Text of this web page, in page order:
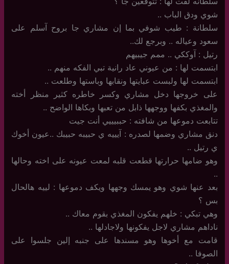
شوي ودق الباب ..
سلطانة : طيب شوفي بما إن مشاري جا بروح آسلم على
سعود وعياله .. وبرجع لك..
رتيل : آوككي .. ممم جيبيهم
ابتسمت لها : من عيوني عاد رانية تبي الفكه منهم ..
ابتسمت لها ولبست عبايتها ونقابها وباستها وطلعت ..
على خروجها دخل مشاري وكسر خاطره كثير منظر أخته
والمغذي بكفها ووجهها ذابل من تعبها وبكاها الواضح ..
تتابعت دموعها من شافته : حببيييي أنت جيت
دنق مشاري وضمها لصدره : آيييه ي حبيبه حبيبك ..عيون أخوك
ي رتيل ..
وهو ضامها حرارتها قطعت قلبه لمعت عيونه على اخته وحالها
..
بعد عنها شوي وهو يمسك وجهها ويكف دموعها : لييه هالحال
بس ؟
وهي تبكي : خلهم يفكون المغذي بقوم معاك ..
ناداهم مشاري لاجل يفكونها ولاجادلها ..
قامت مع أخوها وهو مسندها على جنبه إلين جلسوا على
الصوفا ..